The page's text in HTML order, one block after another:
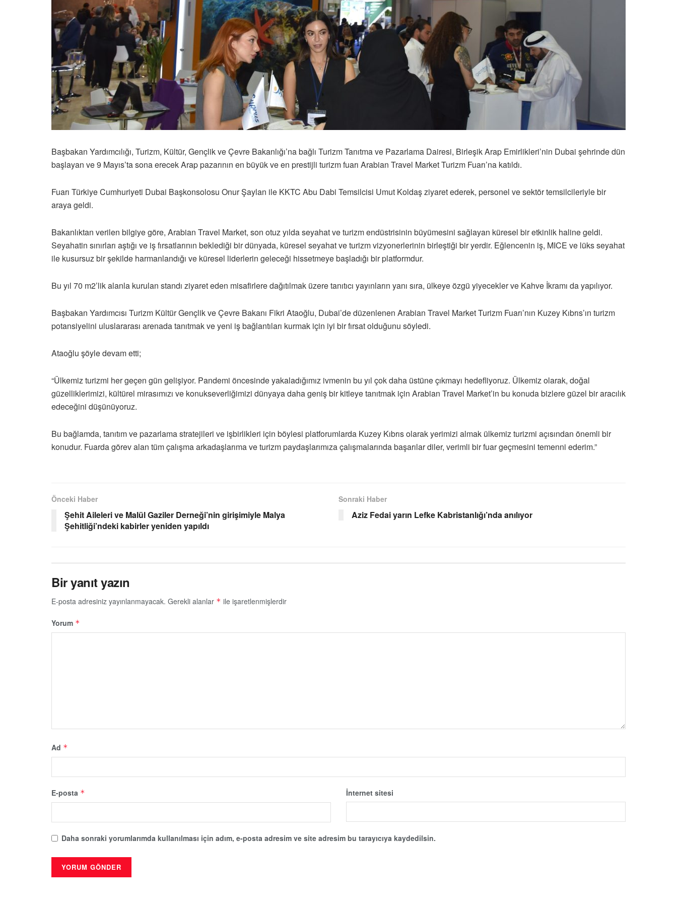
Başbakan Yardımcılığı, Turizm, Kültür, Gençlik ve Çevre Bakanlığı’na bağlı Turizm Tanıtma ve Pazarlama Dairesi, Birleşik Arap Emirlikleri’nin Dubai şehrinde dün
başlayan ve 9 Mayıs’ta sona erecek Arap pazarının en büyük ve en prestijli turizm fuarı Arabian Travel Market Turizm Fuarı’na katıldı.
Fuarı Türkiye Cumhuriyeti Dubai Başkonsolosu Onur Şaylan ile KKTC Abu Dabi Temsilcisi Umut Koldaş ziyaret ederek, personel ve sektör temsilcileriyle bir
araya geldi.
Bakanlıktan verilen bilgiye göre, Arabian Travel Market, son otuz yılda seyahat ve turizm endüstrisinin büyümesini sağlayan küresel bir etkinlik haline geldi.
Seyahatin sınırları aştığı ve iş fırsatlarının beklediği bir dünyada, küresel seyahat ve turizm vizyonerlerinin birleştiği bir yerdir. Eğlencenin iş, MICE ve lüks seyahat
ile kusursuz bir şekilde harmanlandığı ve küresel liderlerin geleceği hissetmeye başladığı bir platformdur.
Bu yıl 70 m2’lik alanla kurulan standı ziyaret eden misafirlere dağıtılmak üzere tanıtıcı yayınların yanı sıra, ülkeye özgü yiyecekler ve Kahve İkramı da yapılıyor.
Başbakan Yardımcısı Turizm Kültür Gençlik ve Çevre Bakanı Fikri Ataoğlu, Dubai’de düzenlenen Arabian Travel Market Turizm Fuarı’nın Kuzey Kıbrıs’ın turizm
potansiyelini uluslararası arenada tanıtmak ve yeni iş bağlantıları kurmak için iyi bir fırsat olduğunu söyledi.
Ataoğlu şöyle devam etti;
“Ülkemiz turizmi her geçen gün gelişiyor. Pandemi öncesinde yakaladığımız ivmenin bu yıl çok daha üstüne çıkmayı hedefliyoruz. Ülkemiz olarak, doğal
güzelliklerimizi, kültürel mirasımızı ve konukseverliğimizi dünyaya daha geniş bir kitleye tanıtmak için Arabian Travel Market’in bu konuda bizlere güzel bir aracılık
edeceğini düşünüyoruz.
Bu bağlamda, tanıtım ve pazarlama stratejileri ve işbirlikleri için böylesi platforumlarda Kuzey Kıbrıs olarak yerimizi almak ülkemiz turizmi açısından önemli bir
konudur. Fuarda görev alan tüm çalışma arkadaşlarıma ve turizm paydaşlarımıza çalışmalarında başarılar diler, verimli bir fuar geçmesini temenni ederim.”
Önceki Haber
Şehit Aileleri ve Malül Gaziler Derneği’nin girişimiyle Malya
Şehitliği’ndeki kabirler yeniden yapıldı
Sonraki Haber
Aziz Fedai yarın Lefke Kabristanlığı’nda anılıyor
Bir yanıt yazın
E-posta adresiniz yayınlanmayacak. Gerekli alanlar * ile işaretlenmişlerdir
Yorum *
Ad *
E-posta * İnternet sitesi
Daha sonraki yorumlarımda kullanılması için adım, e-posta adresim ve site adresim bu tarayıcıya kaydedilsin.